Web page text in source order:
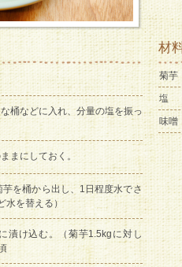
桶などに入れ、分量の塩を振っ
まにしておく。
を桶から出し、1日程度水でさ
水を替える）
漬け込む。（菊芋1.5kgに対し
材
菊芋
塩
味噌